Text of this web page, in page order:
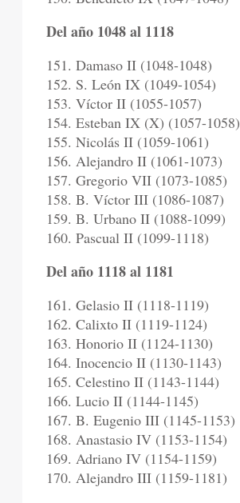
Del año 1048 al 1118
151. Damaso II (1048-1048)
152. S. León IX (1049-1054)
153. Víctor II (1055-1057)
154. Esteban IX (X) (1057-1058)
155. Nicolás II (1059-1061)
156. Alejandro II (1061-1073)
157. Gregorio VII (1073-1085)
158. B. Víctor III (1086-1087)
159. B. Urbano II (1088-1099)
160. Pascual II (1099-1118)
Del año 1118 al 1181
161. Gelasio II (1118-1119)
162. Calixto II (1119-1124)
163. Honorio II (1124-1130)
164. Inocencio II (1130-1143)
165. Celestino II (1143-1144)
166. Lucio II (1144-1145)
167. B. Eugenio III (1145-1153)
168. Anastasio IV (1153-1154)
169. Adriano IV (1154-1159)
170. Alejandro III (1159-1181)